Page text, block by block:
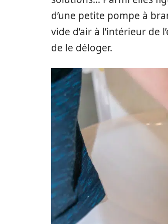
d’une petite pompe à
vide d’air à l’intérieur de
de le déloger.